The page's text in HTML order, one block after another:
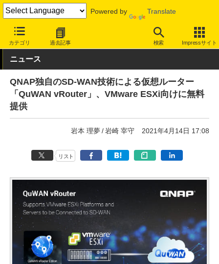
Powered by Translate
カテゴリ 過去記事 検索 Impressサイト
INTERNET Watch ハードウェア ルーター
ニュース
QNAP独自のSD-WAN技術による仮想ルーター
「QuWAN vRouter」、VMware ESXi向けに無料
提供
岩本 理夢 岩崎 宰守 2021年4月14日 17:08
リスト